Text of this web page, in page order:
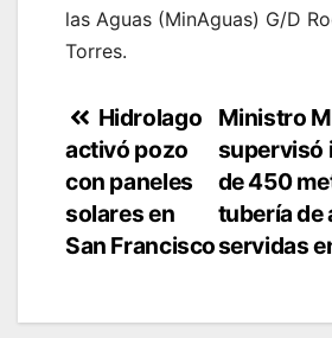
las Aguas (MinAguas) G/D
Torres.
Navegación
de
entradas
Ministro
supervisó
de 450
tubería de
servidas
Hidrolago
activó pozo
con paneles
solares en
San Francisco